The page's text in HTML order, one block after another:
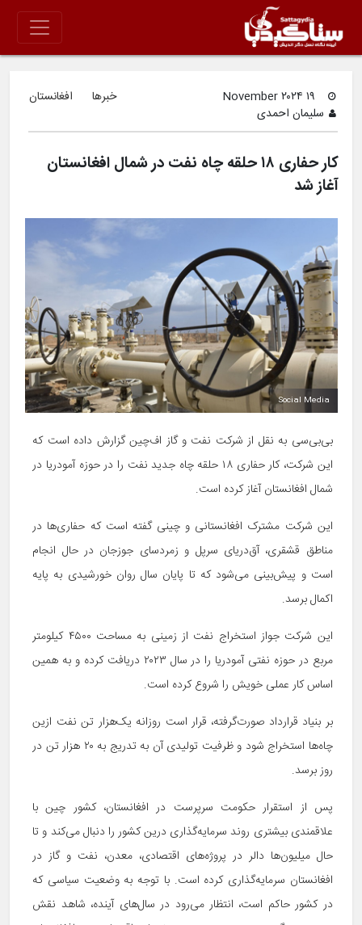
سلیمان احمدی
خبرها افغانستان
کار حفاری ۱۸ حلقه چاه نفت در شمال افغانستان
آغاز شد
Social Media
بی‌بی‌سی به نقل از شرکت نفت و گاز اف‌چین گزارش داده است که
این شرکت، کار حفاری ۱۸ حلقه چاه جدید نفت را در حوزه آمودریا در
شمال افغانستان آغاز کرده است.
این شرکت مشترک افغانستانی و چینی گفته است که حفاری‌ها در
مناطق قشقری، آق‌دریای سرپل و زمردسای جوزجان در حال انجام
است و پیش‌بینی می‌شود که تا پایان سال روان خورشیدی به پایه
اکمال برسد.
این شرکت جواز استخراج نفت از زمینی به مساحت ۴۵۰۰ کیلومتر
مربع در حوزه نفتی آمودریا را در سال ۲۰۲۳ دریافت کرده و به همین
اساس کار عملی خویش را شروع کرده است.
بر بنیاد قرارداد صورت‌گرفته، قرار است روزانه یک‌هزار تن نفت ازین
چاه‌ها استخراج شود و ظرفیت تولیدی آن به تدریج به ۲۰ هزار تن در
روز برسد.
پس از استقرار حکومت سرپرست در افغانستان، کشور چین با
علاقمندی بیشتری روند سرمایه‌گذاری درین کشور را دنبال می‌کند و تا
حال میلیون‌ها دالر در پروژه‌های اقتصادی، معدن، نفت و گاز در
افغانستان سرمایه‌گذاری کرده است. با توجه به وضعیت سیاسی که
در کشور حاکم است، انتظار می‌رود در سال‌های آینده، شاهد نقش